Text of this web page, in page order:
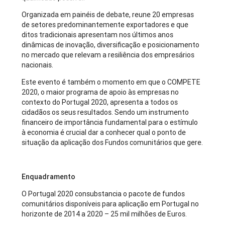
Organizada em painéis de debate, reune 20 empresas
de setores predominantemente exportadores e que
ditos tradicionais apresentam nos últimos anos
dinâmicas de inovação, diversificação e posicionamento
no mercado que relevam a resiliência dos empresários
nacionais.
Este evento é também o momento em que o COMPETE
2020, o maior programa de apoio às empresas no
contexto do Portugal 2020, apresenta a todos os
cidadãos os seus resultados. Sendo um instrumento
financeiro de importância fundamental para o estímulo
à economia é crucial dar a conhecer qual o ponto de
situação da aplicação dos Fundos comunitários que gere.
Enquadramento
O Portugal 2020 consubstancia o pacote de fundos
comunitários disponíveis para aplicação em Portugal no
horizonte de 2014 a 2020 – 25 mil milhões de Euros.